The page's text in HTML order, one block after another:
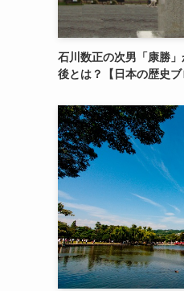
石川数正の次男「康勝
後とは？【日本の歴史ブ